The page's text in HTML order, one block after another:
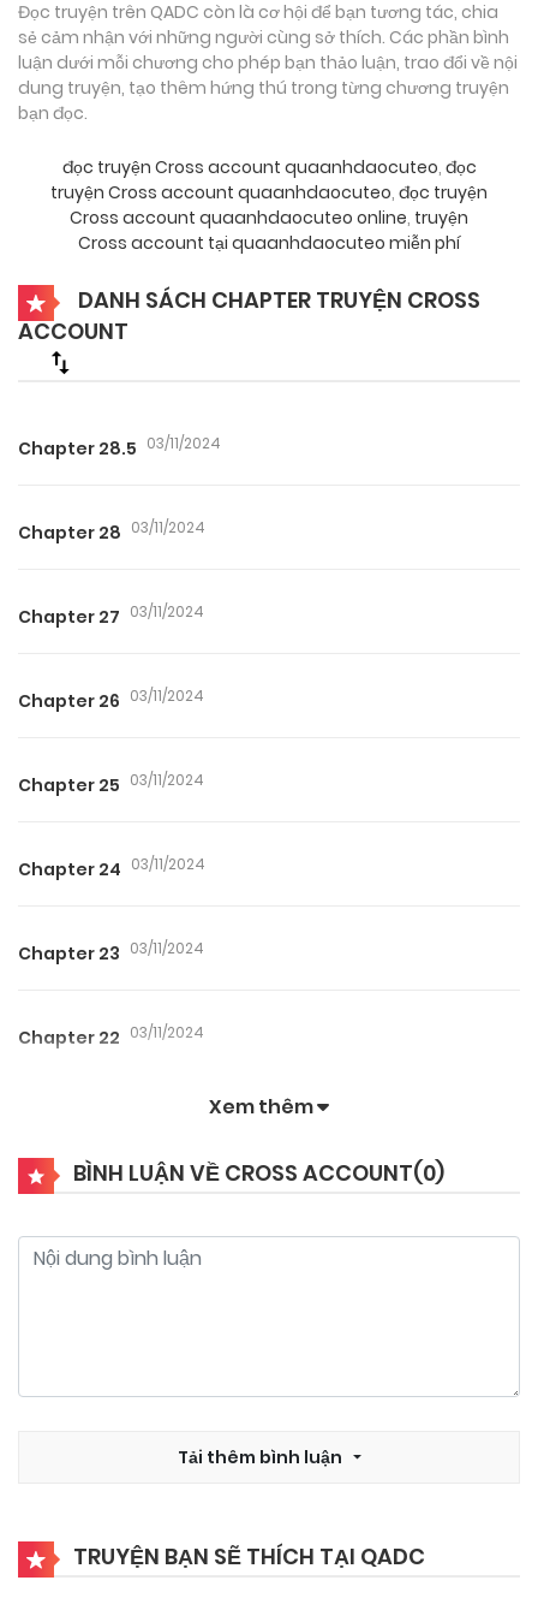
Đọc truyện trên QADC còn là cơ hội để bạn tương tác, chia
sẻ cảm nhận với những người cùng sở thích. Các phần bình
luận dưới mỗi chương cho phép bạn thảo luận, trao đổi về nội
dung truyện, tạo thêm hứng thú trong từng chương truyện
bạn đọc.
đọc truyện Cross account quaanhdaocuteo, đọc
truyện Cross account quaanhdaocuteo, đọc truyện
Cross account quaanhdaocuteo online, truyện
Cross account tại quaanhdaocuteo miễn phí
DANH SÁCH CHAPTER TRUYỆN CROSS
ACCOUNT
Chapter 28.5 03/11/2024
Chapter 28 03/11/2024
Chapter 27 03/11/2024
Chapter 26 03/11/2024
Chapter 25 03/11/2024
Chapter 24 03/11/2024
Chapter 23 03/11/2024
Chapter 22 03/11/2024
03/11/2024
Chapter 16
Xem thêm
BÌNH LUẬN VỀ CROSS ACCOUNT(0)
Tải thêm bình luận
TRUYỆN BẠN SẼ THÍCH TẠI QADC